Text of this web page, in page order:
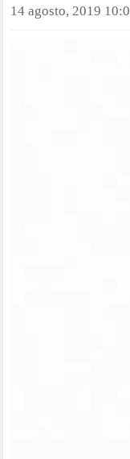
14 agosto, 2019